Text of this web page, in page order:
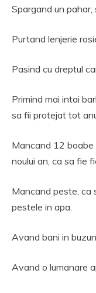
Spargand un pahar,
Purtand lenjerie
Pasind cu dreptul
Primind mai intai
sa fii protejat tot
Mancand 12 boabe
noului an, ca sa fie
Mancand peste, ca
pestele in apa.
Avand bani in
Avand o lumanare